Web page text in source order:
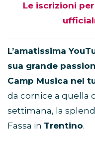
Le iscrizioni
L’amatissima
sua grande
Camp Musica nel
da cornice a quella
settimana, la
Fassa in Trentino.